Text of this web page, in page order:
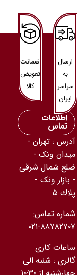
ارسال
به
سراسر
ایران
ضمانت
تعویض
کالا
اطلاعات
تماس
آدرس : تهران -
ميدان ونک -
ضلع شمال شرقى
- بازار ونک -
پلاك ۵
شماره تماس:
۸۸۷۸۲۷۰۷-۰۲۱
ساعات کاری
گالری : شنبه الی